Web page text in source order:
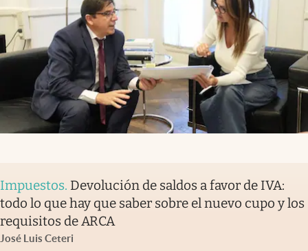
Impuestos. Devolución de saldos a favor de IVA:
todo lo que hay que saber sobre el nuevo cupo y los
requisitos de ARCA
José Luis Ceteri